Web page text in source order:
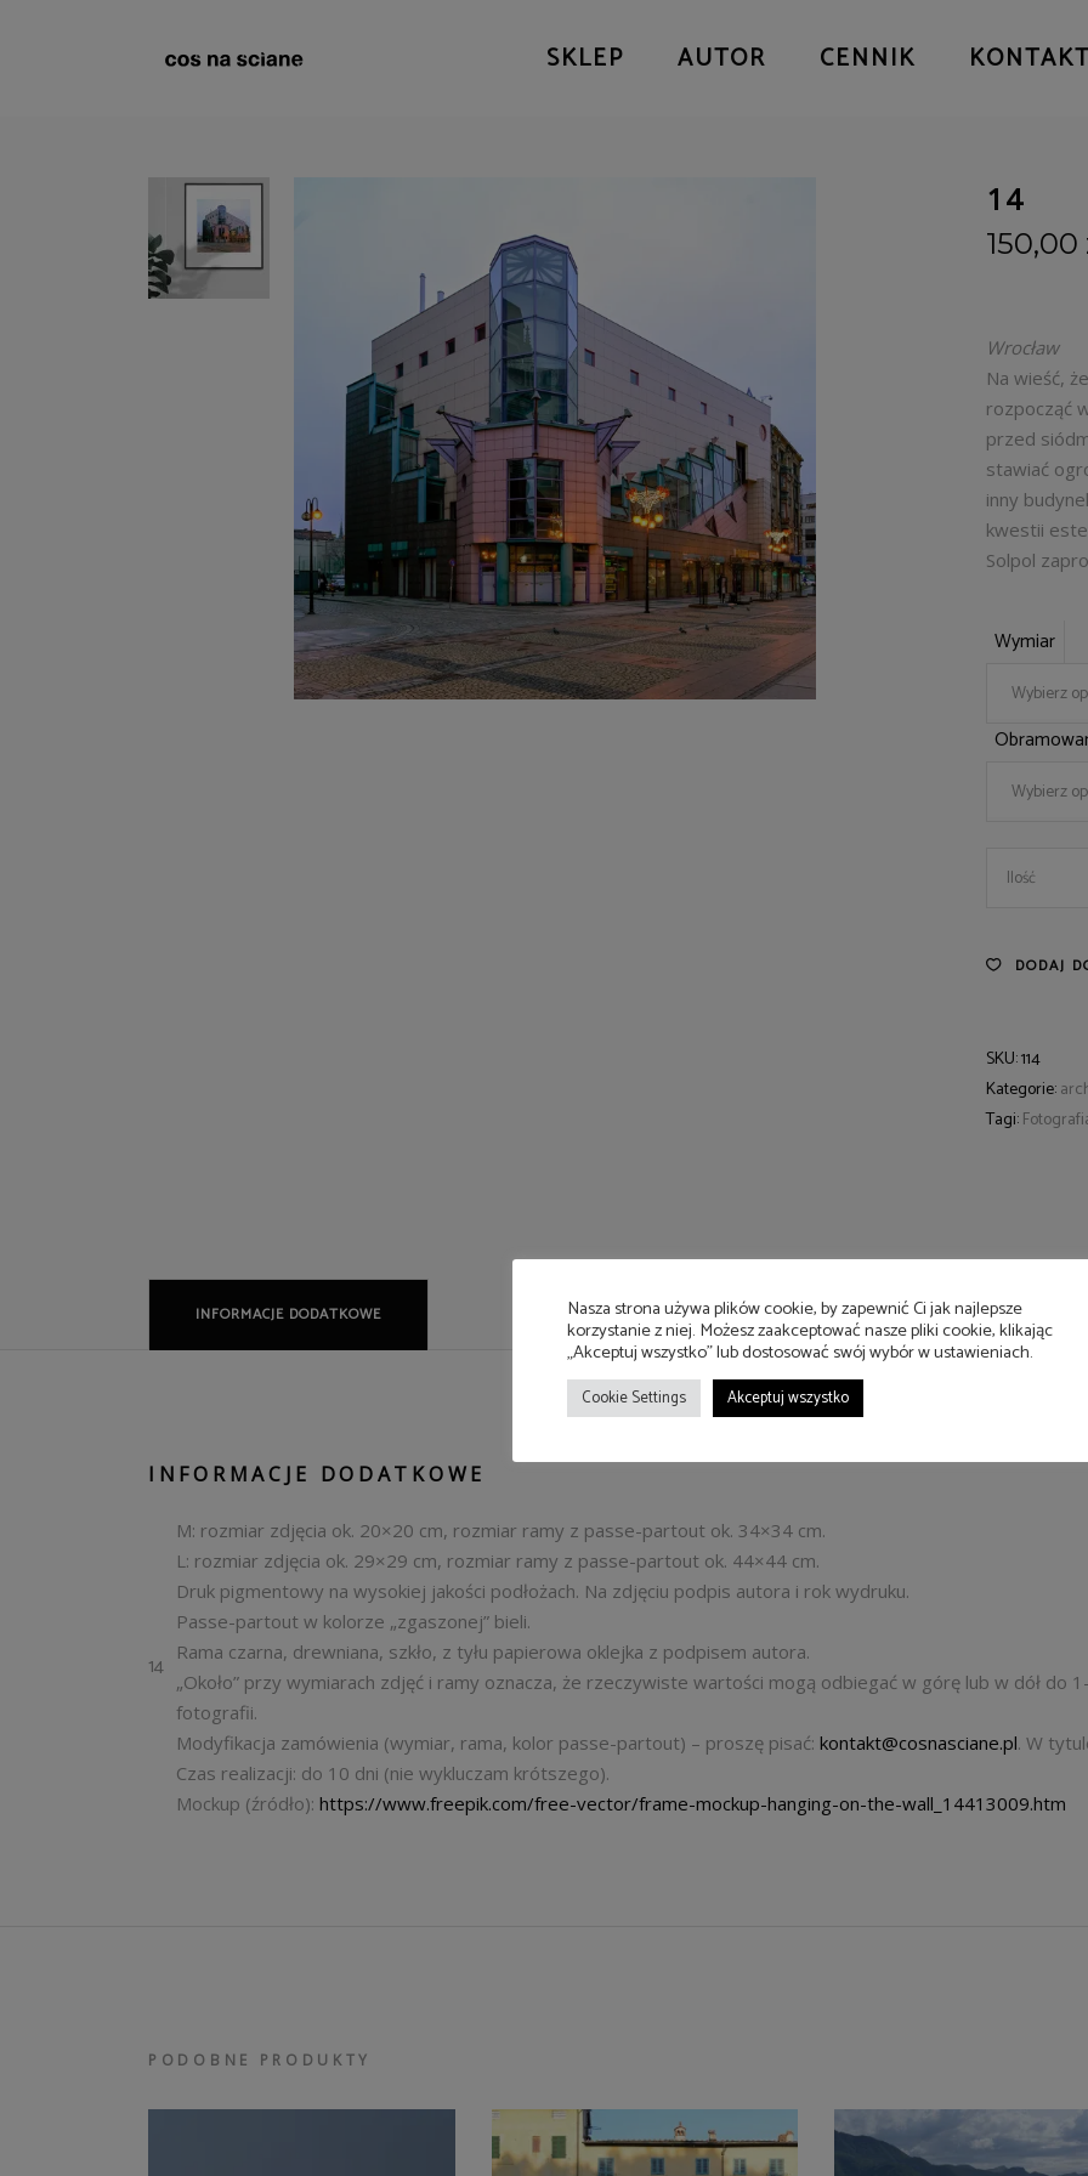
SKLEP AUTOR CENNIK KONTAKT
14
150,00
Wrocław
Na wieść,
rozpocząć
przed
stawiać
inny
kwestii
Solpol
Wymiar
Wybierz
Wybierz
14
Ilość
DODAJ
SKU:114
Kategorie:
Tagi:
INFORMACJE DODATKOWE
INFORMACJE DODATKOWE
14
M: rozmiar zdjęcia ok. 20×20 cm, rozmiar ramy z passe-partout ok. 34×34 cm.
L: rozmiar zdjęcia ok. 29×29 cm, rozmiar ramy z passe-partout ok. 44×44 cm.
Druk pigmentowy na wysokiej jakości podłożach. Na zdjęciu podpis autora i rok wydruku.
Passe-partout w kolorze „zgaszonej” bieli.
Rama czarna, drewniana, szkło, z tyłu papierowa oklejka z podpisem autora.
„Około” przy wymiarach zdjęć i ramy oznacza, że rzeczywiste wartości mogą odbiegać w górę lub w dół do
fotografii.
Modyfikacja zamówienia (wymiar, rama, kolor passe-partout) – proszę pisać: kontakt@cosnasciane.pl. W
Czas realizacji: do 10 dni (nie wykluczam krótszego).
Mockup (źródło): https://www.freepik.com/free-vector/frame-mockup-hanging-on-the-wall_14413009.htm
PODOBNE PRODUKTY
Nasza strona używa plików cookie, by zapewnić Ci jak najlepsze
korzystanie z niej. Możesz zaakceptować nasze pliki cookie, klikając
„Akceptuj wszystko” lub dostosować swój wybór w ustawieniach.
Cookie Settings Akceptuj wszystko